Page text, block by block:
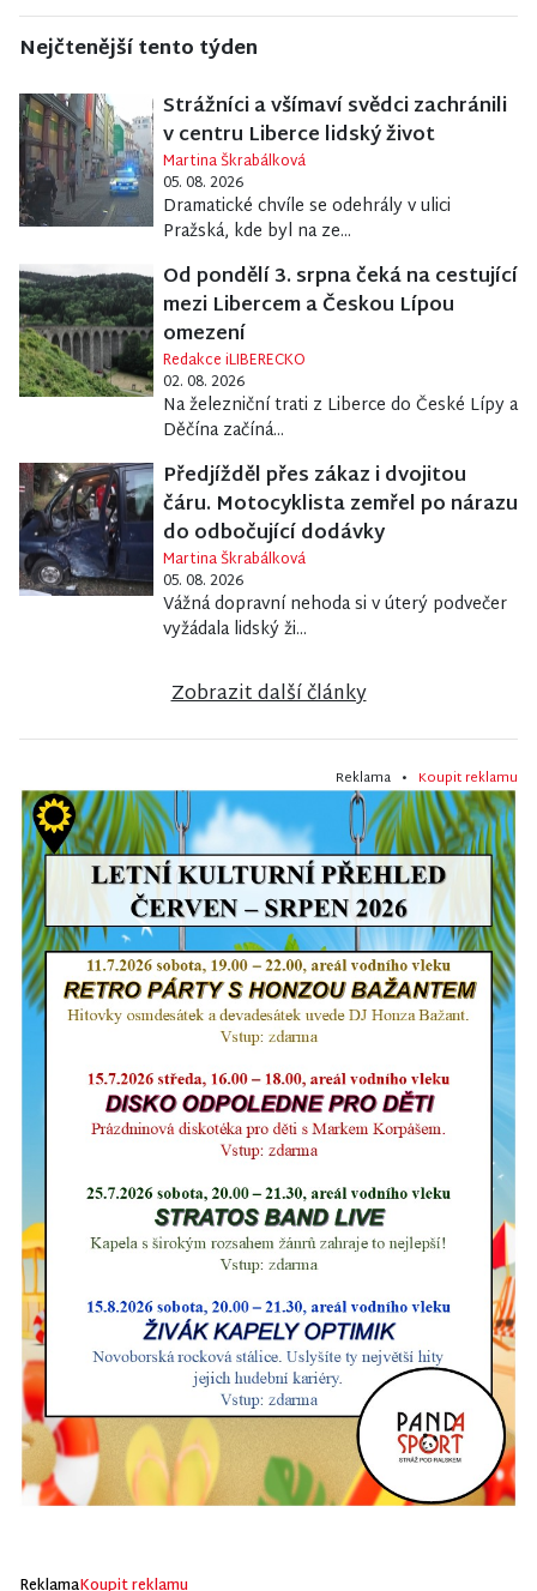
Nejčtenější tento týden
Strážníci a všímaví svědci zachránili
v centru Liberce lidský život
Martina Škrabálková
05. 08. 2026
Dramatické chvíle se odehrály v ulici
Pražská, kde byl na ze...
Od pondělí 3. srpna čeká na cestující
mezi Libercem a Českou Lípou
omezení
Redakce iLIBERECKO
02. 08. 2026
Na železniční trati z Liberce do České Lípy a
Děčína začíná...
Předjížděl přes zákaz i dvojitou
čáru. Motocyklista zemřel po nárazu
do odbočující dodávky
Martina Škrabálková
05. 08. 2026
Vážná dopravní nehoda si v úterý podvečer
vyžádala lidský ži...
Zobrazit další články
Reklama • Koupit reklamu